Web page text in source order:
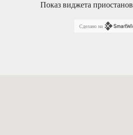
Показ виджета
Сделано на